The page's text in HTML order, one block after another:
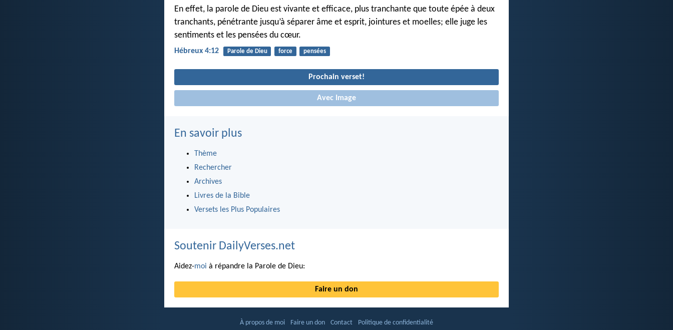
En effet, la parole de Dieu est vivante et efficace, plus tranchante que toute épée à deux
tranchants, pénétrante jusqu’à séparer âme et esprit, jointures et moelles; elle juge les
sentiments et les pensées du cœur.
Hébreux 4:12 Parole de Dieu force pensées
Prochain verset!
Avec Image
En savoir plus
Thème
Rechercher
Archives
Livres de la Bible
Versets les Plus Populaires
Soutenir DailyVerses.net
Aidez-moi à répandre la Parole de Dieu:
Faire un don
À propos de moi Faire un don Contact Politique de confidentialité